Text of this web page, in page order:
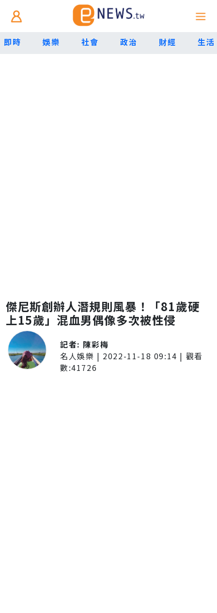
即時 娛樂 社會 政治 財經 生活
傑尼斯創辦人潛規則風暴！「81歲硬
上15歲」混血男偶像多次被性侵
記者: 陳彩梅
名人娛樂 | 2022-11-18 09:14 | 觀看
數:41726